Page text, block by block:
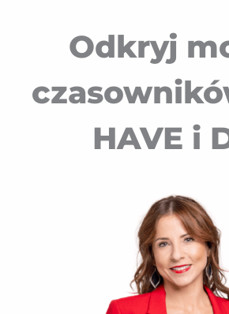
Odkryj
HAVE i